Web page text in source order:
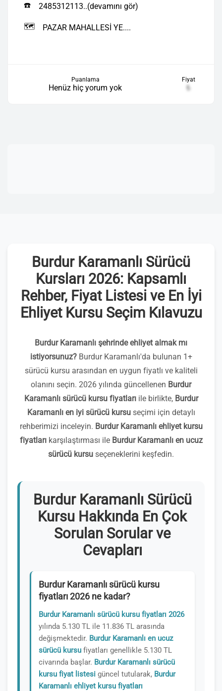
☎️ 2485312113..(devamını gör)
🗺️ PAZAR MAHALLESİ YE....
Puanlama
Henüz hiç yorum yok
Fiyat
₺
Burdur Karamanlı Sürücü
Kursları 2026: Kapsamlı
Rehber, Fiyat Listesi ve En İyi
Ehliyet Kursu Seçim Kılavuzu
Burdur Karamanlı şehrinde ehliyet almak mı
istiyorsunuz?Burdur Karamanlı'da bulunan 1+
sürücü kursu arasından en uygun fiyatlı ve kaliteli
olanını seçin. 2026 yılında güncellenen Burdur
Karamanlı sürücü kursu fiyatlarıile birlikte, Burdur
Karamanlı en iyi sürücü kursuseçimi için detaylı
rehberimizi inceleyin. Burdur Karamanlı ehliyet kursu
fiyatlarıkarşılaştırması ile Burdur Karamanlı en ucuz
sürücü kursu seçeneklerini keşfedin.
Burdur Karamanlı Sürücü
Kursu Hakkında En Çok
Sorulan Sorular ve
Cevapları
Burdur Karamanlı sürücü kursu
fiyatları 2026 ne kadar?
Burdur Karamanlı sürücü kursu fiyatları 2026
yılında 5.130 TL ile 11.836 TL arasında
değişmektedir. Burdur Karamanlı en ucuz
sürücü kursu fiyatları genellikle 5.130 TL
civarında başlar. Burdur Karamanlı sürücü
kursu fiyat listesi güncel tutularak, Burdur
Karamanlı ehliyet kursu fiyatları